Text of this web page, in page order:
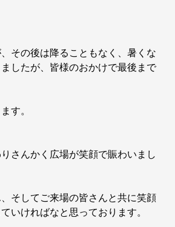
その後は降ることもなく、暑くな
したが、皆様のおかけで最後まで
す。
さんかく広場が笑顔で賑わいまし
そしてご来場の皆さんと共に笑顔
いければなと思っております。